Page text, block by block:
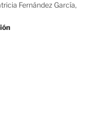
Fernández García,